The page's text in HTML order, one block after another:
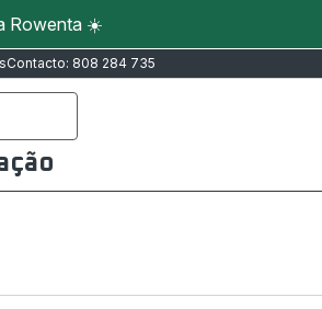
Rowenta ☀️
Contacto: 808 284 735